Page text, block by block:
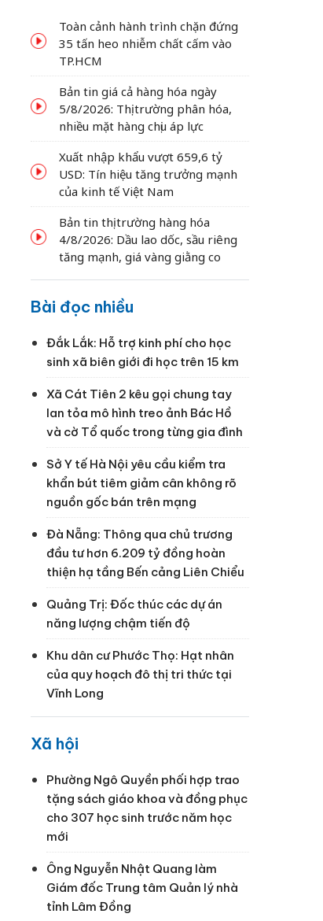
Toàn cảnh hành trình chặn đứng
35 tấn heo nhiễm chất cấm vào
TP.HCM
Bản tin giá cả hàng hóa ngày
5/8/2026: Thị trường phân hóa,
nhiều mặt hàng chịu áp lực
Xuất nhập khẩu vượt 659,6 tỷ
USD: Tín hiệu tăng trưởng mạnh
của kinh tế Việt Nam
Bản tin thị trường hàng hóa
4/8/2026: Dầu lao dốc, sầu riêng
tăng mạnh, giá vàng giằng co
Bài đọc nhiều
Đắk Lắk: Hỗ trợ kinh phí cho học
sinh xã biên giới đi học trên 15 km
Xã Cát Tiên 2 kêu gọi chung tay
lan tỏa mô hình treo ảnh Bác Hồ
và cờ Tổ quốc trong từng gia đình
Sở Y tế Hà Nội yêu cầu kiểm tra
khẩn bút tiêm giảm cân không rõ
nguồn gốc bán trên mạng
Đà Nẵng: Thông qua chủ trương
đầu tư hơn 6.209 tỷ đồng hoàn
thiện hạ tầng Bến cảng Liên Chiểu
Quảng Trị: Đốc thúc các dự án
năng lượng chậm tiến độ
Khu dân cư Phước Thọ: Hạt nhân
của quy hoạch đô thị tri thức tại
Vĩnh Long
Xã hội
Phường Ngô Quyền phối hợp trao
tặng sách giáo khoa và đồng phục
cho 307 học sinh trước năm học
mới
Ông Nguyễn Nhật Quang làm
Giám đốc Trung tâm Quản lý nhà
tỉnh Lâm Đồng